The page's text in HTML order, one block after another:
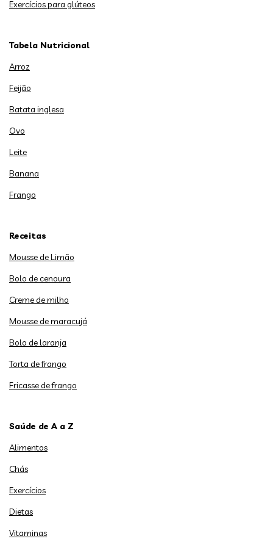
Exercícios para glúteos
Tabela Nutricional
Arroz
Feijão
Batata inglesa
Ovo
Leite
Banana
Frango
Receitas
Mousse de Limão
Bolo de cenoura
Creme de milho
Mousse de maracujá
Bolo de laranja
Torta de frango
Fricasse de frango
Saúde de A a Z
Alimentos
Chás
Exercícios
Dietas
Vitaminas